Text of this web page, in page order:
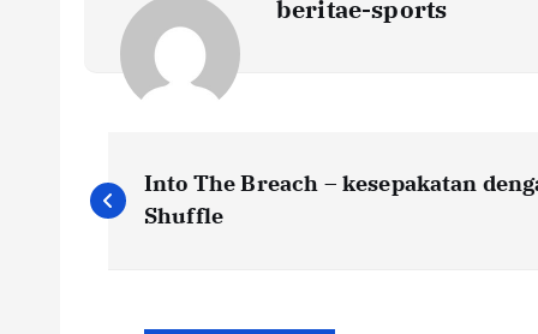
beritae-sports
P
o
Into The Breach – kesepakatan
Shuffle